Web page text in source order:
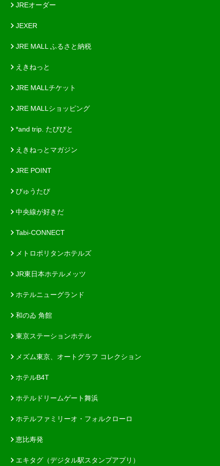
JREオーダー
JEXER
JRE MALL ふるさと納税
えきねっと
JRE MALLチケット
JRE MALLショッピング
*and trip. たびびと
えきねっとマガジン
JRE POINT
びゅうたび
中央線が好きだ
Tabi-CONNECT
メトロポリタンホテルズ
JR東日本ホテルメッツ
ホテルニューグランド
和のゐ 角館
東京ステーションホテル
メズム東京、オートグラフ コレクション
ホテルB4T
ホテルドリームゲート舞浜
ホテルファミリーオ・フォルクローロ
恵比寿発
エキタグ（デジタル駅スタンプアプリ）